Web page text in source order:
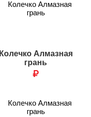
Колечко Алмазная
грань
₽